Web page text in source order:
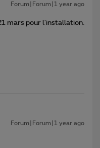
Forum|Forum|1 year ago
mars pour l'installation.
Forum|Forum|1 year ago